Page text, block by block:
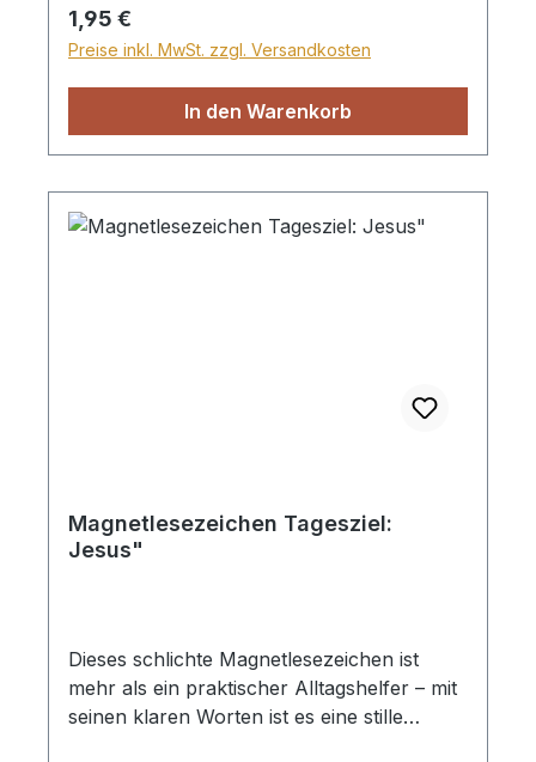
Regulärer Preis:
1,95 €
Preise inkl. MwSt. zzgl. Versandkosten
In den Warenkorb
Magnetlesezeichen Tagesziel:
Jesus"
Dieses schlichte Magnetlesezeichen ist
mehr als ein praktischer Alltagshelfer – mit
seinen klaren Worten ist es eine stille